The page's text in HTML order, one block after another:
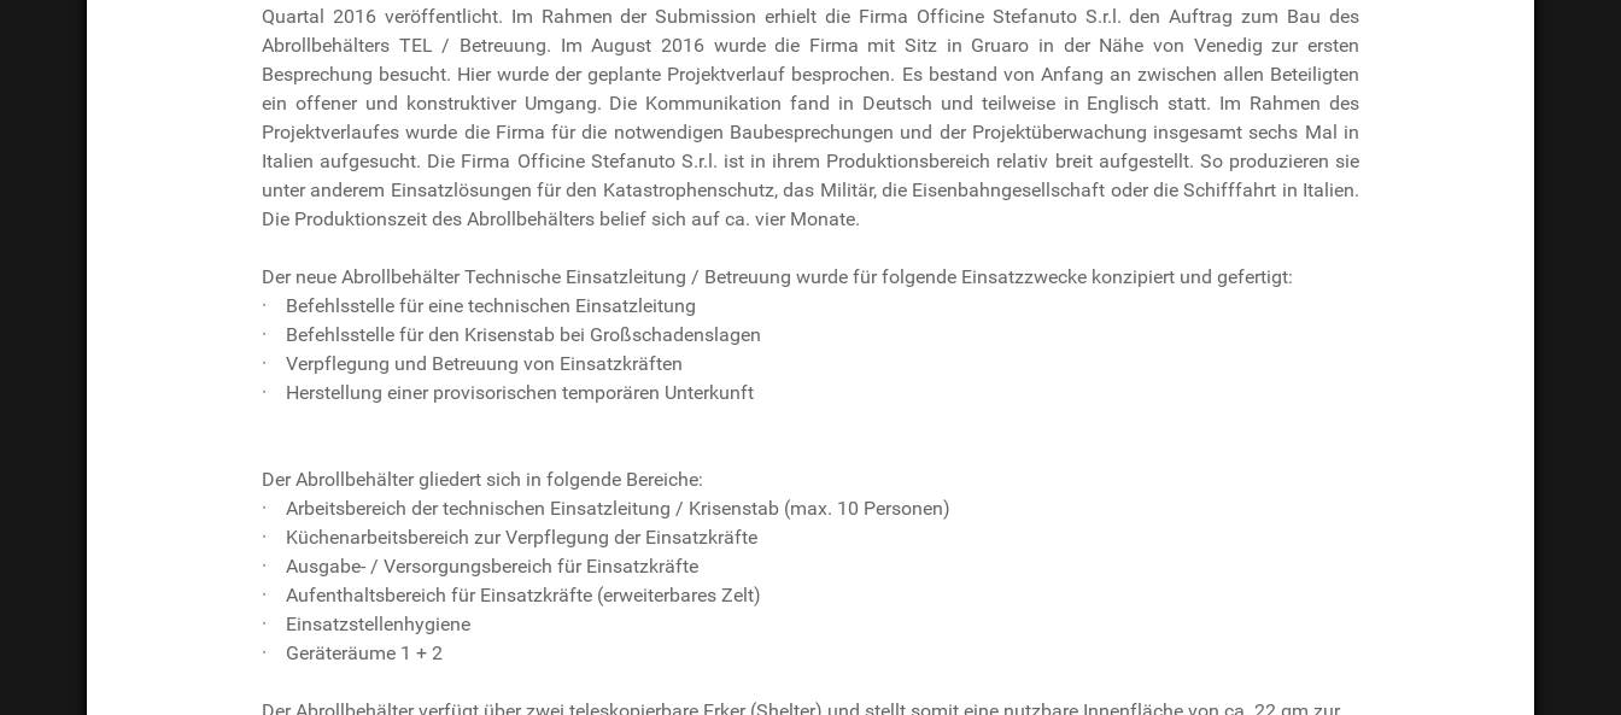
Quartal 2016 veröffentlicht. Im Rahmen der Submission erhielt die Firma Officine Stefanuto S.r.l. den Auftrag zum Bau des
Abrollbehälters TEL / Betreuung. Im August 2016 wurde die Firma mit Sitz in Gruaro in der Nähe von Venedig zur ersten
Besprechung besucht. Hier wurde der geplante Projektverlauf besprochen. Es bestand von Anfang an zwischen allen Beteiligten
ein offener und konstruktiver Umgang. Die Kommunikation fand in Deutsch und teilweise in Englisch statt. Im Rahmen des
Projektverlaufes wurde die Firma für die notwendigen Baubesprechungen und der Projektüberwachung insgesamt sechs Mal in
Italien aufgesucht. Die Firma Officine Stefanuto S.r.l. ist in ihrem Produktionsbereich relativ breit aufgestellt. So produzieren sie
unter anderem Einsatzlösungen für den Katastrophenschutz, das Militär, die Eisenbahngesellschaft oder die Schifffahrt in Italien.
Die Produktionszeit des Abrollbehälters belief sich auf ca. vier Monate.
Der neue Abrollbehälter Technische Einsatzleitung / Betreuung wurde für folgende Einsatzzwecke konzipiert und gefertigt:
· Befehlsstelle für eine technischen Einsatzleitung
· Befehlsstelle für den Krisenstab bei Großschadenslagen
· Verpflegung und Betreuung von Einsatzkräften
· Herstellung einer provisorischen temporären Unterkunft
Der Abrollbehälter gliedert sich in folgende Bereiche:
· Arbeitsbereich der technischen Einsatzleitung / Krisenstab (max. 10 Personen)
· Küchenarbeitsbereich zur Verpflegung der Einsatzkräfte
· Ausgabe- / Versorgungsbereich für Einsatzkräfte
· Aufenthaltsbereich für Einsatzkräfte (erweiterbares Zelt)
· Einsatzstellenhygiene
· Geräteräume 1 + 2